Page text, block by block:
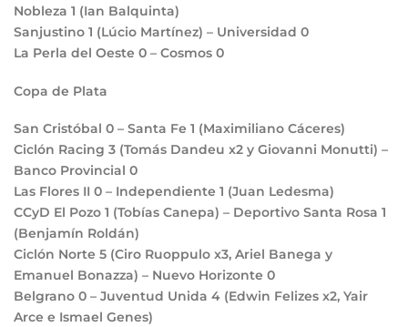
Nobleza 1 (Ian Balquinta)
Sanjustino 1 (Lúcio Martínez) – Universidad 0
La Perla del Oeste 0 – Cosmos 0
Copa de Plata
San Cristóbal 0 – Santa Fe 1 (Maximiliano Cáceres)
Ciclón Racing 3 (Tomás Dandeu x2 y Giovanni Monutti) –
Banco Provincial 0
Las Flores II 0 – Independiente 1 (Juan Ledesma)
CCyD El Pozo 1 (Tobías Canepa) – Deportivo Santa Rosa 1
(Benjamín Roldán)
Ciclón Norte 5 (Ciro Ruoppulo x3, Ariel Banega y
Emanuel Bonazza) – Nuevo Horizonte 0
Belgrano 0 – Juventud Unida 4 (Edwin Felizes x2, Yair
Arce e Ismael Genes)